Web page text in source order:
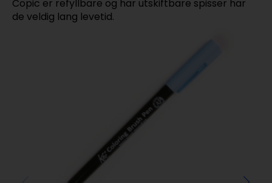
Copic er refyllbare og har utskiftbare spisser har
de veldig lang levetid.